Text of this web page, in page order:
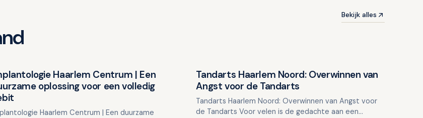
Bekijk alles
Overig nieuws
Haarlem Centrum | Een
oplossing voor een volledig
Haarlem Centrum | Een duurzame
Overig nieuws
Tandarts Haarlem Noord: Overwinnen van
Angst voor de Tandarts
Tandarts Haarlem Noord: Overwinnen van Angst voor
de Tandarts Voor velen is de gedachte aan een